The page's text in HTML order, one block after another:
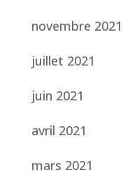
novembre 2021
juillet 2021
juin 2021
avril 2021
mars 2021